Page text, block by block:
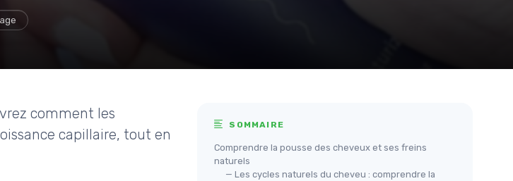
comment les
capillaire, tout en
SOMMAIRE
Comprendre la pousse des cheveux et ses freins
naturels
— Les cycles naturels du cheveu : comprendre la